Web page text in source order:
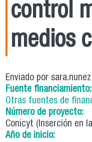
control
medios
Enviado porsara.nunez
Fuente financiamiento:
Otras fuentes de
Número de proyecto:
Conicyt (Inserción en
Año de inicio: